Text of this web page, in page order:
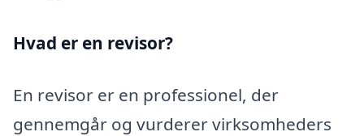
Hvad er en revisor?
En revisor er en professionel, der
gennemgår og vurderer virksomheders